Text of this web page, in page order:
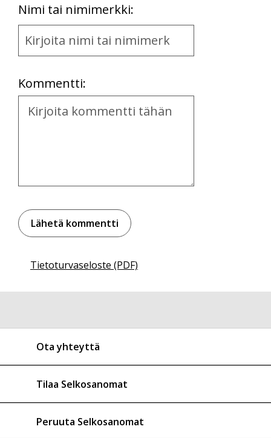
Nimi tai nimimerkki:
Name
and
Kommentti:
Kommentti
Tietoturvaseloste (PDF)
Ota yhteyttä
Tilaa Selkosanomat
Peruuta Selkosanomat